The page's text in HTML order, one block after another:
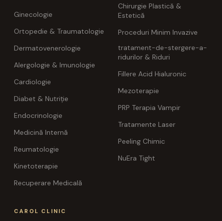
Ginecologie
Ortopedie & Traumatologie
Dermatovenerologie
Alergologie & Imunologie
Cardiologie
Diabet & Nutriție
Endocrinologie
Medicină Internă
Reumatologie
Kinetoterapie
Recuperare Medicală
Chirurgie Plastică &
Estetică
Proceduri Minim Invazive
tratament-de-stergere-a-
ridurilor & Riduri
Fillere Acid Hialuronic
Mezoterapie
PRP Terapia Vampir
Tratamente Laser
Peeling Chimic
NuEra Tight
CAROL CLINIC